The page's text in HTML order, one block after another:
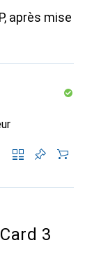
après mise
3